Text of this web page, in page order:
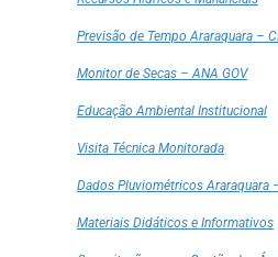
Previsão de Tempo Araraquara –
Monitor de Secas – ANA GOV
Educação Ambiental Institucional
Visita Técnica Monitorada
Dados Pluviométricos Araraquara
Materiais Didáticos e Informativos